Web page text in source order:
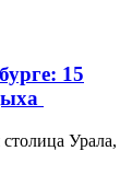
15
Урала,